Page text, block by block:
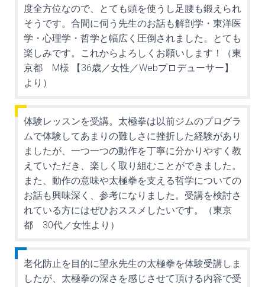
度全方位なので、とても頭を使うし足腰も鍛えられ
そうです。合間に伺う先生のお話も解剖学・東洋医
学・心理学・哲学と幅広く圧倒されました。とても
楽しみです。これからよろしくお願いします！（東
京都 M様 【36歳／女性／Webプロデューサー】
より）
体験レッスンを受講。太極拳は以前ジムのプログラ
ムで体験してあまりの難しさに挫折した経験があり
ましたが、一つ一つの動作を丁寧に分かりやすく教
えていただき、楽しく取り組むことができました。
また、動作の意味や太極拳を支える哲学についての
お話も興味深く、参考になりました。受講を検討さ
れている方にはぜひおススメしたいです。（東京
都 30代／女性より）
老化防止を目的に望永先生の太極拳を体験受講しま
したが、太極拳の深さを感じさせて頂ける内容で受